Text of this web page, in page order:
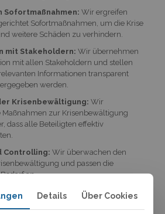
Sofortmaßnahmen: Wir ergreifen
Sofortmaßnahmen, um die Krise
weitere Schäden zu verhindern.
mit Stakeholdern: Wir übernehmen
mit allen Stakeholdern und stellen
Informationen transparent
werden.
Krisenbewältigung: Wir
Maßnahmen zur Krisenbewältigung
dass alle Beteiligten effektiv
Controlling: Wir überwachen den
und passen die
an.
und Nachbereitung:Wir
gesamten Krisenverlauf und die
Details Über Cookies